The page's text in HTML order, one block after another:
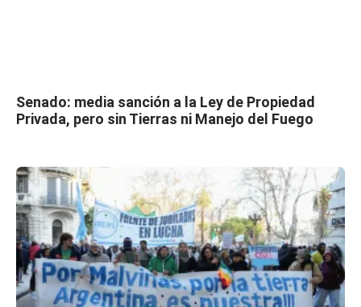
Senado: media sanción a la Ley de Propiedad
Privada, pero sin Tierras ni Manejo del Fuego